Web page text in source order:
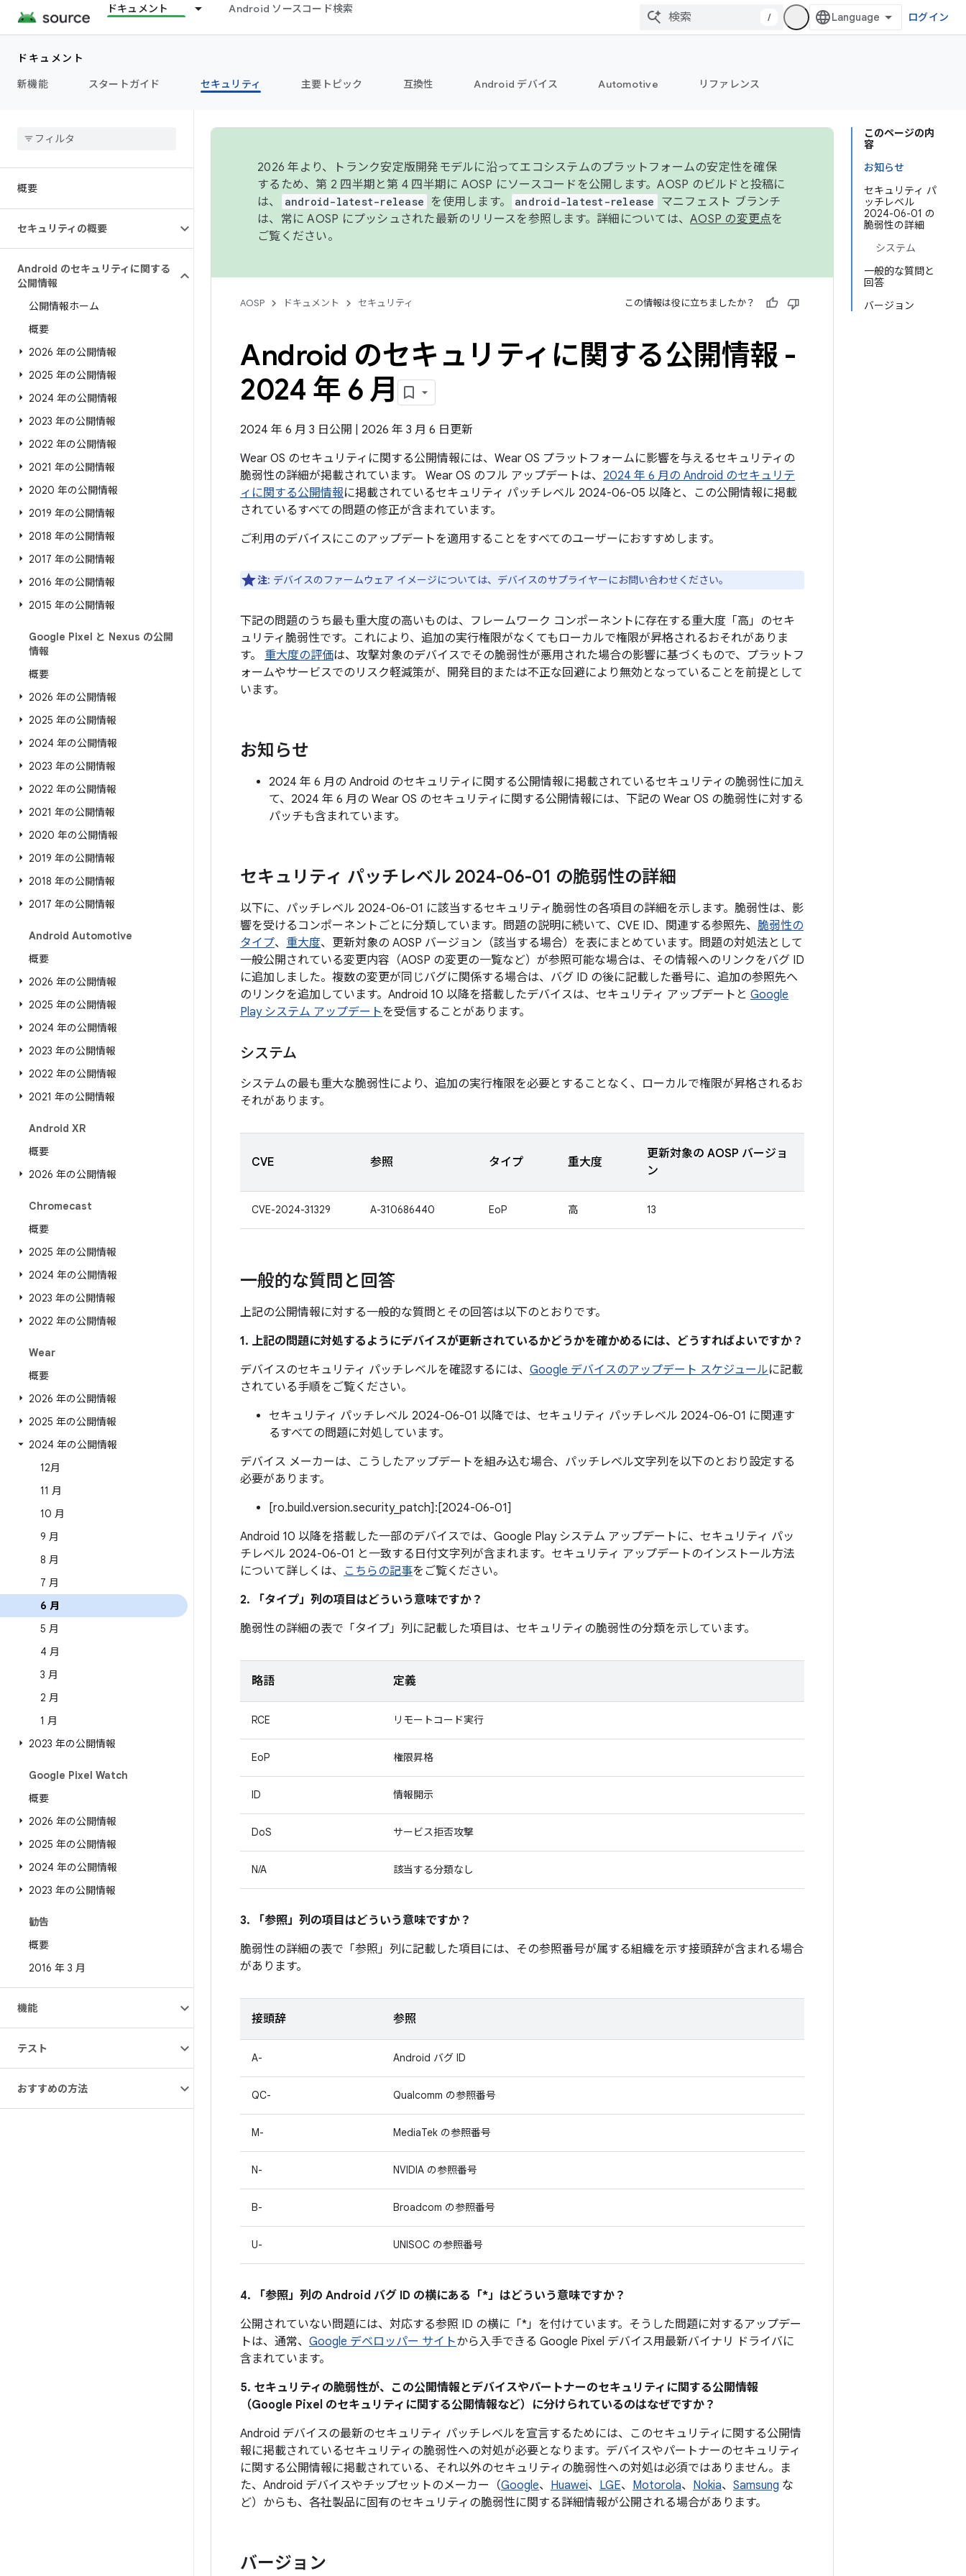
ドキュメント Android ソースコード検索
/ ログイン
ドキュメント
新機能
スタートガイド セキュリティ 主要トピック 互換性 Android デバイス Automotive リファレンス
概要
セキュリティの概要
Android のセキュリティに関する
公開情報
公開情報ホーム
概要
2026 年の公開情報
2025 年の公開情報
2024 年の公開情報
2023 年の公開情報
2022 年の公開情報
2021 年の公開情報
2020 年の公開情報
2019 年の公開情報
2018 年の公開情報
2017 年の公開情報
2016 年の公開情報
2015 年の公開情報
Google Pixel と Nexus の公開
情報
概要
2026 年の公開情報
2025 年の公開情報
2024 年の公開情報
2023 年の公開情報
2022 年の公開情報
2021 年の公開情報
2020 年の公開情報
2019 年の公開情報
2018 年の公開情報
2017 年の公開情報
Android Automotive
概要
2026 年の公開情報
2025 年の公開情報
2024 年の公開情報
2023 年の公開情報
2022 年の公開情報
2021 年の公開情報
Android XR
概要
2026 年の公開情報
Chromecast
概要
2025 年の公開情報
2024 年の公開情報
2023 年の公開情報
2022 年の公開情報
Wear
概要
2026 年の公開情報
2025 年の公開情報
2024 年の公開情報
12月
11 月
10 月
9 月
8 月
7 月
6 月
5 月
4 月
3 月
2 月
1 月
2023 年の公開情報
Google Pixel Watch
概要
2026 年の公開情報
2025 年の公開情報
2024 年の公開情報
2023 年の公開情報
勧告
概要
2016 年 3 月
機能
テスト
おすすめの方法
このページの内
容
お知らせ
セキュリティ パ
ッチレベル
2024-06-01 の
脆弱性の詳細
システム
一般的な質問と
回答
バージョン
2026 年より、トランク安定版開発モデルに沿ってエコシステムのプラットフォームの安定性を確保
するため、第 2 四半期と第 4 四半期に AOSP にソースコードを公開します。AOSP のビルドと投稿に
は、
android-latest-release を使用します。 android-latest-release
マニフェスト ブランチ
は、常に AOSP にプッシュされた最新のリリースを参照します。詳細については、 AOSP の変更点を
ご覧ください。
AOSP ドキュメント セキュリティ この情報は役に立ちましたか？
Android のセキュリティに関する公開情報 -
2024 年 6 月
2024 年 6 月 3 日公開 | 2026 年 3 月 6 日更新
Wear OS のセキュリティに関する公開情報には、Wear OS プラットフォームに影響を与えるセキュリティの
脆弱性の詳細が掲載されています。 Wear OS のフル アップデートは、 2024 年 6 月の Android のセキュリテ
ィに関する公開情報に掲載されているセキュリティ パッチレベル 2024-06-05 以降と、この公開情報に掲載
されているすべての問題の修正が含まれています。
ご利用のデバイスにこのアップデートを適用することをすべてのユーザーにおすすめします。
注: デバイスのファームウェア イメージについては、デバイスのサプライヤーにお問い合わせください。
下記の問題のうち最も重大度の高いものは、フレームワーク コンポーネントに存在する重大度「高」のセキ
ュリティ脆弱性です。これにより、追加の実行権限がなくてもローカルで権限が昇格されるおそれがありま
す。 重大度の評価は、攻撃対象のデバイスでその脆弱性が悪用された場合の影響に基づくもので、プラットフ
ォームやサービスでのリスク軽減策が、開発目的または不正な回避により無効となっていることを前提として
います。
お知らせ
2024 年 6 月の Android のセキュリティに関する公開情報に掲載されているセキュリティの脆弱性に加え
て、2024 年 6 月の Wear OS のセキュリティに関する公開情報には、下記の Wear OS の脆弱性に対する
パッチも含まれています。
セキュリティ パッチレベル 2024-06-01 の脆弱性の詳細
以下に、パッチレベル 2024-06-01 に該当するセキュリティ脆弱性の各項目の詳細を示します。脆弱性は、影
響を受けるコンポーネントごとに分類しています。問題の説明に続いて、CVE ID、関連する参照先、 脆弱性の
タイプ、 重大度、更新対象の AOSP バージョン（該当する場合）を表にまとめています。問題の対処法として
一般公開されている変更内容（AOSP の変更の一覧など）が参照可能な場合は、その情報へのリンクをバグ ID
に追加しました。複数の変更が同じバグに関係する場合は、バグ ID の後に記載した番号に、追加の参照先へ
のリンクを追加しています。Android 10 以降を搭載したデバイスは、セキュリティ アップデートと Google
Play システム アップデートを受信することがあります。
システム
システムの最も重大な脆弱性により、追加の実行権限を必要とすることなく、ローカルで権限が昇格されるお
それがあります。
CVE 参照 タイプ 重大度
更新対象の AOSP バージョ
ン
CVE-2024-31329 A-310686440 EoP 高 13
一般的な質問と回答
上記の公開情報に対する一般的な質問とその回答は以下のとおりです。
1. 上記の問題に対処するようにデバイスが更新されているかどうかを確かめるには、どうすればよいですか？
デバイスのセキュリティ パッチレベルを確認するには、 Google デバイスのアップデート スケジュールに記載
されている手順をご覧ください。
セキュリティ パッチレベル 2024-06-01 以降では、セキュリティ パッチレベル 2024-06-01 に関連す
るすべての問題に対処しています。
デバイス メーカーは、こうしたアップデートを組み込む場合、パッチレベル文字列を以下のとおり設定する
必要があります。
[ro.build.version.security_patch]:[2024-06-01]
Android 10 以降を搭載した一部のデバイスでは、Google Play システム アップデートに、セキュリティ パッ
チレベル 2024-06-01 と一致する日付文字列が含まれます。セキュリティ アップデートのインストール方法
について詳しくは、 こちらの記事をご覧ください。
2. 「タイプ」 列の項目はどういう意味ですか？
脆弱性の詳細の表で「タイプ」 列に記載した項目は、セキュリティの脆弱性の分類を示しています。
略語 定義
RCE リモートコード実行
EoP 権限昇格
ID 情報開示
DoS サービス拒否攻撃
N/A 該当する分類なし
3. 「参照」 列の項目はどういう意味ですか？
脆弱性の詳細の表で「参照」 列に記載した項目には、その参照番号が属する組織を示す接頭辞が含まれる場合
があります。
接頭辞 参照
A- Android バグ ID
QC- Qualcomm の参照番号
M- MediaTek の参照番号
N- NVIDIA の参照番号
B- Broadcom の参照番号
U- UNISOC の参照番号
4. 「参照」 列の Android バグ ID の横にある「*」はどういう意味ですか？
公開されていない問題には、対応する参照 ID の横に「*」を付けています。そうした問題に対するアップデー
トは、通常、 Google デベロッパー サイトから入手できる Google Pixel デバイス用最新バイナリ ドライバに
含まれています。
5. セキュリティの脆弱性が、この公開情報とデバイスやパートナーのセキュリティに関する公開情報
（Google Pixel のセキュリティに関する公開情報など）に分けられているのはなぜですか？
Android デバイスの最新のセキュリティ パッチレベルを宣言するためには、このセキュリティに関する公開情
報に掲載されているセキュリティの脆弱性への対処が必要となります。デバイスやパートナーのセキュリティ
に関する公開情報に掲載されている、それ以外のセキュリティの脆弱性への対処は必須ではありません。ま
た、Android デバイスやチップセットのメーカー（Google、 Huawei、 LGE、 Motorola、 Nokia、 Samsung な
ど）からも、各社製品に固有のセキュリティの脆弱性に関する詳細情報が公開される場合があります。
バージョン